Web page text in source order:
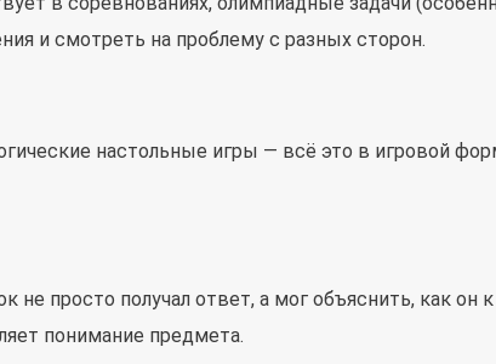
и смотреть на проблему с разных сторон.
настольные игры — всё это в игровой
не просто получал ответ, а мог объяснить, как
понимание предмета.